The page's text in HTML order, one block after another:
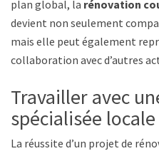
plan global, la rénovation
devient non seulement
mais elle peut également
collaboration avec d’autres
Travailler avec
spécialisée locale
La réussite d’un projet de